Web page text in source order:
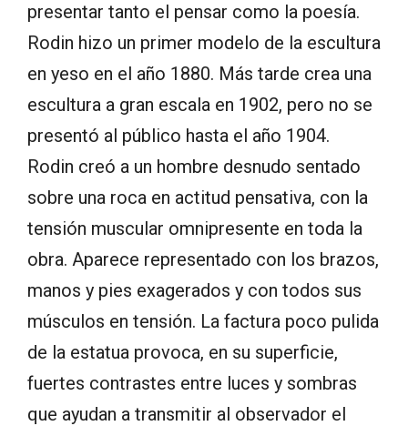
presentar tanto el pensar como la poesía.
Rodin hizo un primer modelo de la escultura
en yeso en el año 1880. Más tarde crea una
escultura a gran escala en 1902, pero no se
presentó al público hasta el año 1904.
Rodin creó a un hombre desnudo sentado
sobre una roca en actitud pensativa, con la
tensión muscular omnipresente en toda la
obra. Aparece representado con los brazos,
manos y pies exagerados y con todos sus
músculos en tensión. La factura poco pulida
de la estatua provoca, en su superficie,
fuertes contrastes entre luces y sombras
que ayudan a transmitir al observador el